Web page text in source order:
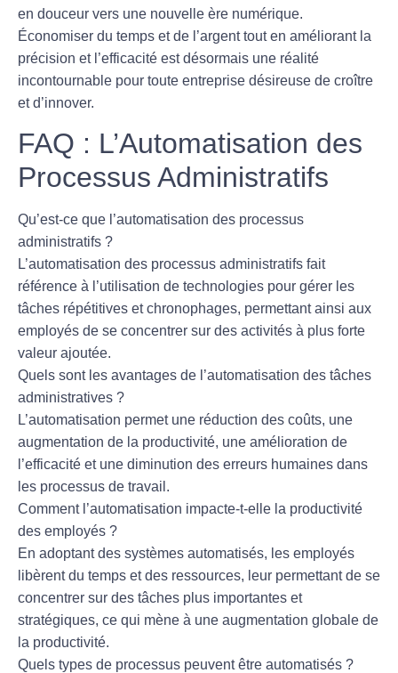
en douceur vers une nouvelle ère numérique.
Économiser du temps et de l’argent tout en améliorant la
précision et l’efficacité est désormais une réalité
incontournable pour toute entreprise désireuse de croître
et d’innover.
FAQ : L’Automatisation des
Processus Administratifs
Qu’est-ce que l’automatisation des processus
administratifs ?
L’automatisation des processus administratifs fait
référence à l’utilisation de technologies pour gérer les
tâches répétitives et chronophages, permettant ainsi aux
employés de se concentrer sur des activités à plus forte
valeur ajoutée.
Quels sont les avantages de l’automatisation des tâches
administratives ?
L’automatisation permet une réduction des coûts, une
augmentation de la productivité, une amélioration de
l’efficacité et une diminution des erreurs humaines dans
les processus de travail.
Comment l’automatisation impacte-t-elle la productivité
des employés ?
En adoptant des systèmes automatisés, les employés
libèrent du temps et des ressources, leur permettant de se
concentrer sur des tâches plus importantes et
stratégiques, ce qui mène à une augmentation globale de
la productivité.
Quels types de processus peuvent être automatisés ?